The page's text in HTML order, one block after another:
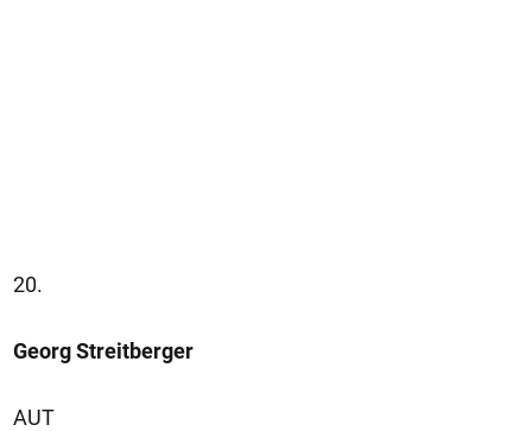
20.
Georg Streitberger
AUT